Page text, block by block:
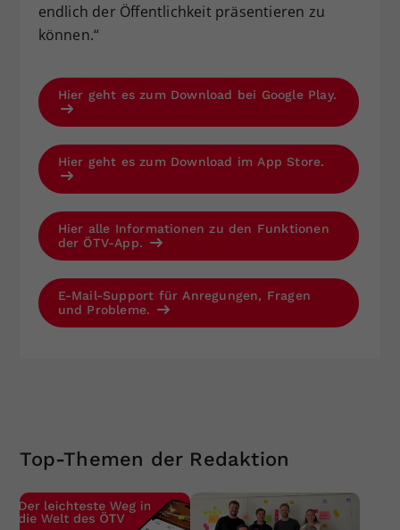
endlich der Öffentlichkeit präsentieren zu
können.“
Hier geht es zum Download bei Google Play.
Hier geht es zum Download im App Store.
Hier alle Informationen zu den Funktionen
der ÖTV-App.
E-Mail-Support für Anregungen, Fragen
und Probleme.
Top-Themen der Redaktion